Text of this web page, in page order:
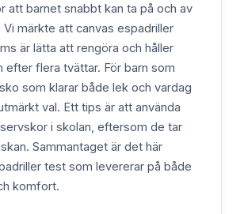
att barnet snabbt kan ta på och av
Vi märkte att canvas espadriller
är lätta att rengöra och håller
efter flera tvättar. För barn som
som klarar både lek och vardag
val. Ett tips är att använda
i skolan, eftersom de tar
Sammantaget är det här
test som levererar på både
komfort.